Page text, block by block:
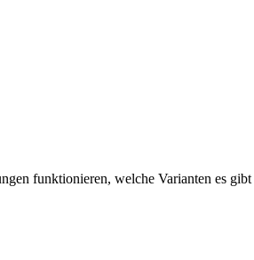
funktionieren, welche Varianten es